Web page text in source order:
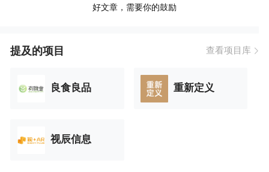
好文章，需要你的鼓励
提及的项目 查看项目库
良食良品 重新定义
视辰信息